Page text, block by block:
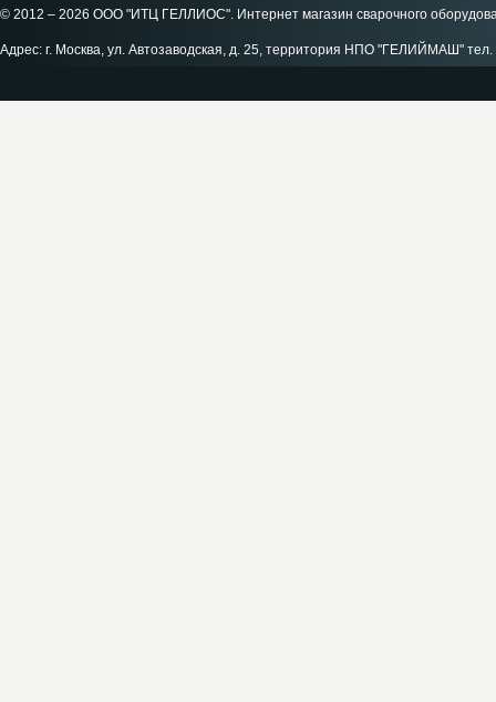
© 2012 – 2026 ООО "ИТЦ ГЕЛЛИОС". Интернет магазин сварочного
Адрес: г. Москва, ул. Автозаводская, д. 25, территория НПО "ГЕЛИЙМАШ"